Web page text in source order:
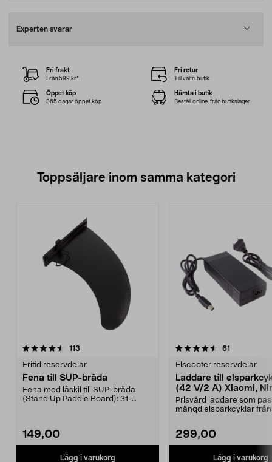
Experten svarar
Fri frakt
Från 599 kr*
Fri retur
Till valfri butik
Öppet köp
365 dagar öppet köp
Hämta i butik
Beställ online, från butikslager
Toppsäljare inom samma kategori
113
Fritid reservdelar
Fena till SUP-bräda
Fena med låskil till SUP-bräda
(Stand Up Paddle Board): 31-
149,00
Lägg i varukorg
4.5 av 5 stjärnor 61
Elscooter reservdelar
Laddare till
(42 V/2 A) Xiaomi,
E-Way m.fl.
Prisvärd laddare som
mängd elsparkcyklar från
299,00
Lägg i varukorg
4.5 av 5 stjärnor